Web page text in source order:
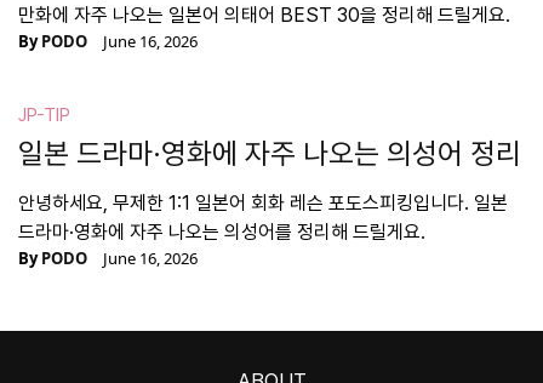
만화에 자주 나오는 일본어 의태어 BEST 30을 정리해 드릴게요.
ByPODO June 16, 2026
JP-TIP
일본 드라마·영화에 자주 나오는 의성어 정리
안녕하세요, 무제한 1:1 일본어 회화 레슨 포도스피킹입니다. 일본
드라마·영화에 자주 나오는 의성어를 정리해 드릴게요.
ByPODO June 16, 2026